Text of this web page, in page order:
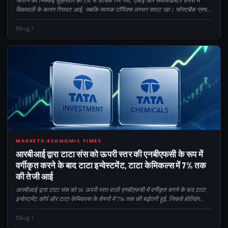
बिकवाली के कारण गिरावट आई, जबकि व्यापक टॉपिक्स लगभग सपाट रहा। सॉफ्टबैंक ग्रुप
एक प्रमुख पिछड़ा समूह था, जिसने छोटी-सी पोस्टिंग के बावजूद 4.3% की गिरावट दर्ज की...
Aug 7
7MARKETS-ECONOMIC TIMES
आरबीआई द्वारा टाटा संस को ऊपरी स्तर की एनबीएफसी के रूप में
वर्गीकृत करने के बाद टाटा इन्वेस्टमेंट, टाटा केमिकल्स में 7% तक
की तेजी आई
आरबीआई द्वारा टाटा संस को 16 ऊपरी परत वाली एनबीएफसी में वर्गीकृत करने के बाद टाटा
इन्वेस्टमेंट कॉर्प और टाटा केमिकल्स के शेयरों में 7% तक की बढ़ोतरी हुई, जिससे होल्डिंग
कंपनी की संभावित लिस्टिंग पर ध्यान केंद्रित हुआ। केंद्रीय बैंक भी परीक्षा दे रहा है...
Aug 7